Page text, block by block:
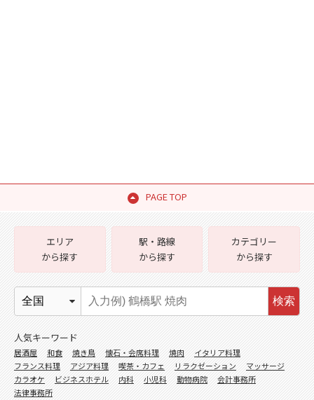
PAGE TOP
エリア
から探す
駅・路線
から探す
カテゴリー
から探す
検索
人気キーワード
居酒屋 和食 焼き鳥 懐石・会席料理 焼肉
イタリア料理
フランス料理
アジア料理 喫茶・カフェ リラクゼーション
マッサージ
カラオケ
ビジネスホテル 内科 小児科 動物病院
会計事務所
法律事務所